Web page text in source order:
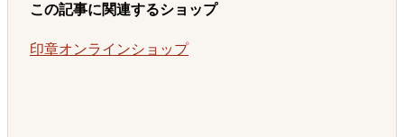
この記事に関連するショップ
印章オンラインショップ